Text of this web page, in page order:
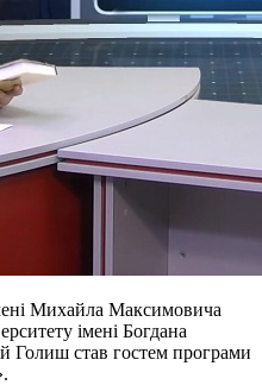
Михайла Максимовича
імені Богдана
Голиш став гостем програми